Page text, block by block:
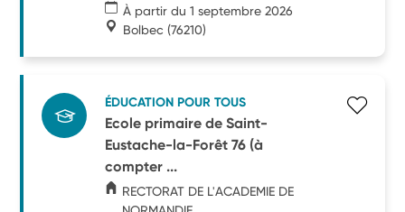
À partir du 1 septembre 2026
Bolbec (76210)
ÉDUCATION POUR TOUS
Ecole primaire de Saint-
Eustache-la-Forêt 76 (à
compter ...
RECTORAT DE L'ACADEMIE DE